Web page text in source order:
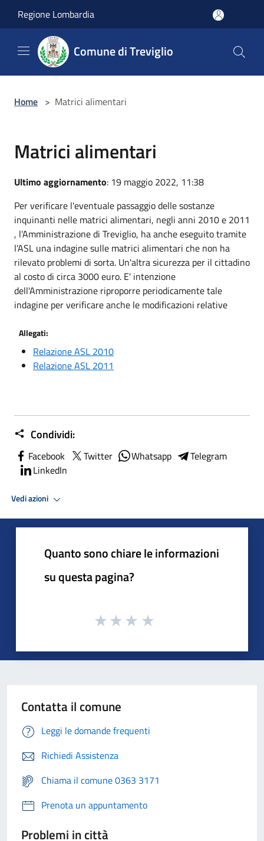
Regione Lombardia
Comune di Treviglio
Home > Matrici alimentari
Matrici alimentari
Ultimo aggiornamento: 19 maggio 2022, 11:38
Per verificare l'eventuale passaggio delle sostanze
inquinanti nelle matrici alimentari, negli anni 2010 e 2011
, l'Amministrazione di Treviglio, ha anche eseguito tramite
l'ASL una indagine sulle matrici alimentari che non ha
rilevato problemi di sorta. Un'altra sicurezza per il cittadino
al costo di circa 3000 euro. E' intenzione
dell'Amministrazione riproporre periodicamente tale
indagine per verificare anche le modificazioni relative
Allegati:
Relazione ASL 2010
Relazione ASL 2011
Condividi:
Facebook Twitter Whatsapp
Telegram
LinkedIn
Vedi azioni
Quanto sono chiare le informazioni
su questa pagina?
Contatta il comune
Leggi le domande frequenti
Richiedi Assistenza
Chiama il comune 0363 3171
Prenota un appuntamento
Problemi in città